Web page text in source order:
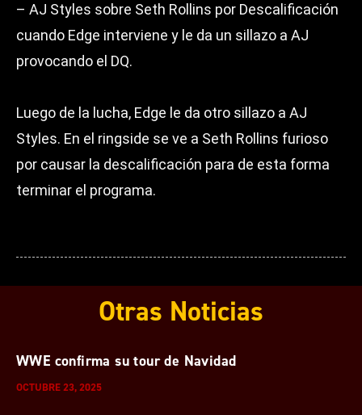
– AJ Styles sobre Seth Rollins por Descalificación
cuando Edge interviene y le da un sillazo a AJ
provocando el DQ.
Luego de la lucha, Edge le da otro sillazo a AJ
Styles. En el ringside se ve a Seth Rollins furioso
por causar la descalificación para de esta forma
terminar el programa.
Otras Noticias
WWE confirma su tour de Navidad
OCTUBRE 23, 2025